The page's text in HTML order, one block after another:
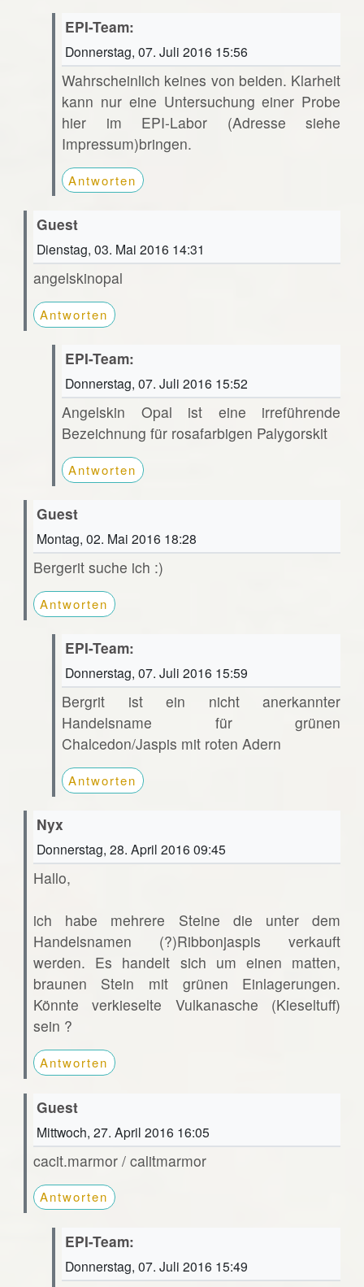
EPI-Team:
Donnerstag, 07. Juli 2016 15:56
Wahrscheinlich keines von beiden. Klarheit
kann nur eine Untersuchung einer Probe
hier im EPI-Labor (Adresse siehe
Impressum)bringen.
Antworten
Guest
Dienstag, 03. Mai 2016 14:31
angelskinopal
Antworten
EPI-Team:
Donnerstag, 07. Juli 2016 15:52
Angelskin Opal ist eine irreführende
Bezeichnung für rosafarbigen Palygorskit
Antworten
Guest
Montag, 02. Mai 2016 18:28
Bergerit suche ich :)
Antworten
EPI-Team:
Donnerstag, 07. Juli 2016 15:59
Bergrit ist ein nicht anerkannter
Handelsname für grünen
Chalcedon/Jaspis mit roten Adern
Antworten
Nyx
Donnerstag, 28. April 2016 09:45
Hallo,
ich habe mehrere Steine die unter dem
Handelsnamen (?)Ribbonjaspis verkauft
werden. Es handelt sich um einen matten,
braunen Stein mit grünen Einlagerungen.
Könnte verkieselte Vulkanasche (Kieseltuff)
sein ?
Antworten
Guest
Mittwoch, 27. April 2016 16:05
cacit.marmor / calitmarmor
Antworten
EPI-Team:
Donnerstag, 07. Juli 2016 15:49